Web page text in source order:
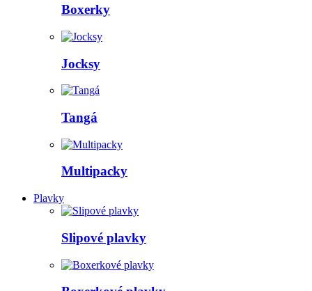
Boxerky
Jocksy
Tangá
Multipacky
Plavky
Slipové plavky